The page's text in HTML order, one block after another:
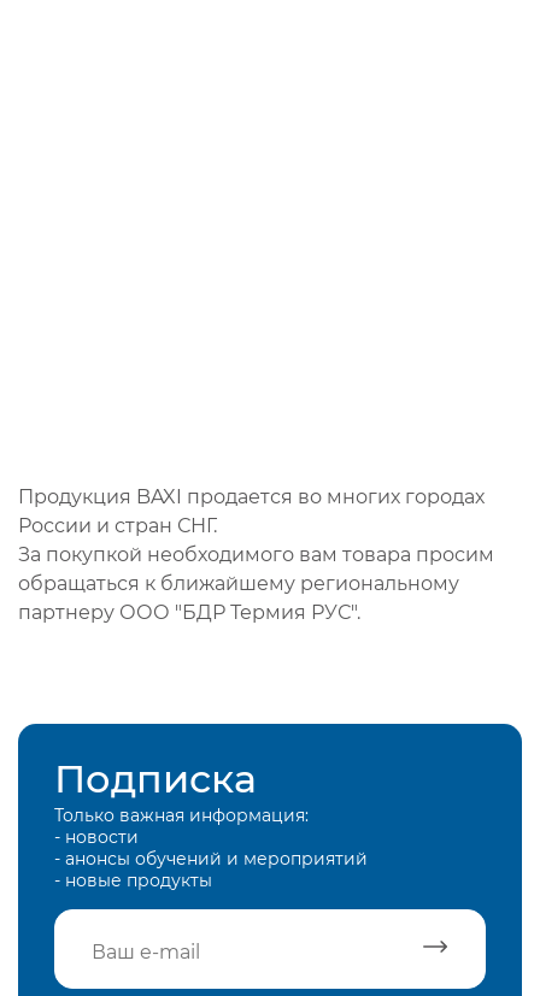
Продукция BAXI продается во многих городах
России и стран СНГ.
За покупкой необходимого вам товара просим
обращаться к ближайшему региональному
партнеру ООО "БДР Термия РУС".
Подписка
Только важная информация:
- новости
- анонсы обучений и мероприятий
- новые продукты